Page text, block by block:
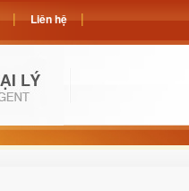
Liên hệ